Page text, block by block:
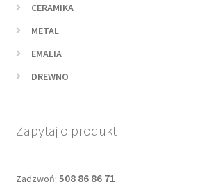
CERAMIKA
METAL
EMALIA
DREWNO
Zapytaj o produkt
Zadzwoń: 508 86 86 71